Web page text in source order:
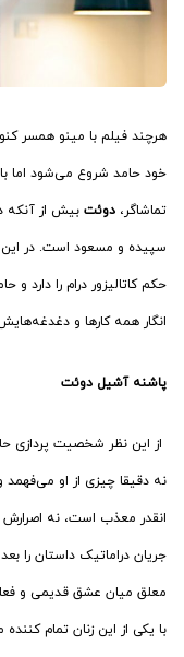
هرچند فیلم با مینو همسر
خود حامد شروع می‌شود اما
تماشاگر، دوئت بیش از آنکه
سپیده و مسعود است. در این
حکم کاتالیزور درام را دارد
انگار همه کارها و
پاشنه آشیل دوئت
از این نظر شخصیت پردازی
نه دقیقا چیزی از او
انقدر معذب است، نه
جریان دراماتیک داستان را
معلق میان عشق قدیمی و
با یکی از این زنان تمام